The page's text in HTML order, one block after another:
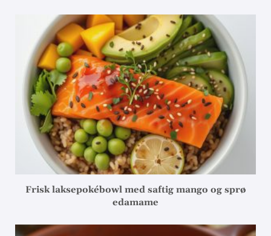
Frisk laksepokébowl med saftig mango og sprø
edamame